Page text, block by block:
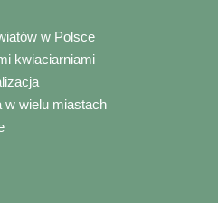
w Polsce
kwiaciarniami
w wielu miastach